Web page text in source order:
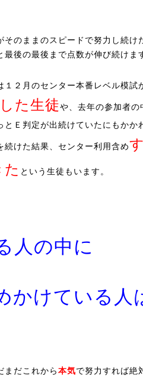
のままのスピードで努力し続け
後の最後まで点数が伸び続けま
２月のセンター本番レベル模試
た生徒や、去年の参加者の
Ｅ判定が出続けていたにもかか
けた結果、センター利用含め
という生徒もいます。
人の中に
かけている人
まだこれから本気で努力すれば絶